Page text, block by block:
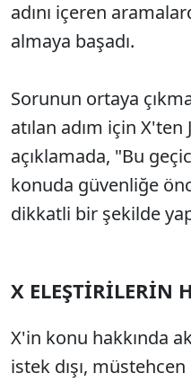
adını içeren
almaya başadı.
Sorunun ortaya
atılan adım için X'ten
açıklamada, "Bu
konuda güvenliğe
dikkatli bir şekilde
X ELEŞTİRİLERİN
X'in konu hakkında
istek dışı,